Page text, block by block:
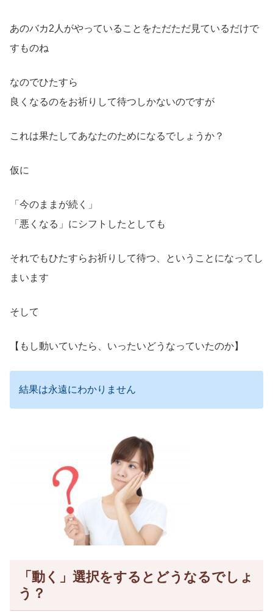
あのバカ2人がやっていることをただただ見ているだけで
すものね
なのでひたすら
良くなるのをお祈りして待つしかないのですが
これは果たしてあなたのためになるでしょうか？
仮に
「今のままが続く」
「悪くなる」にシフトしたとしても
それでもひたすらお祈りして待つ、ということになってし
まいます
そして
【もし動いていたら、いったいどうなっていたのか】
結果は永遠にわかりません
「動く」選択をするとどうなるでしょ
う？